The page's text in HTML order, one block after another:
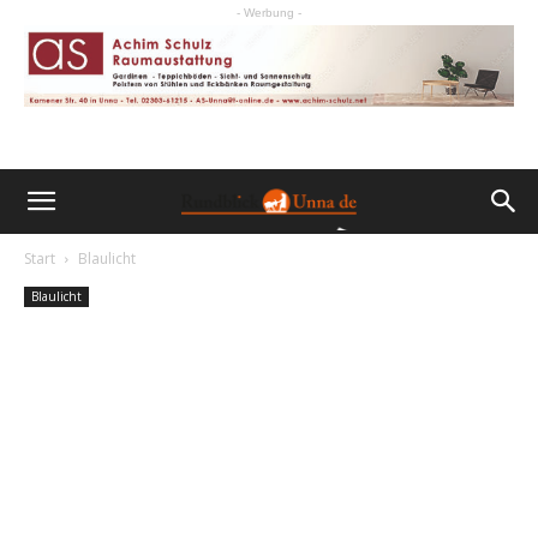
- Werbung -
Start Blaulicht
Blaulicht